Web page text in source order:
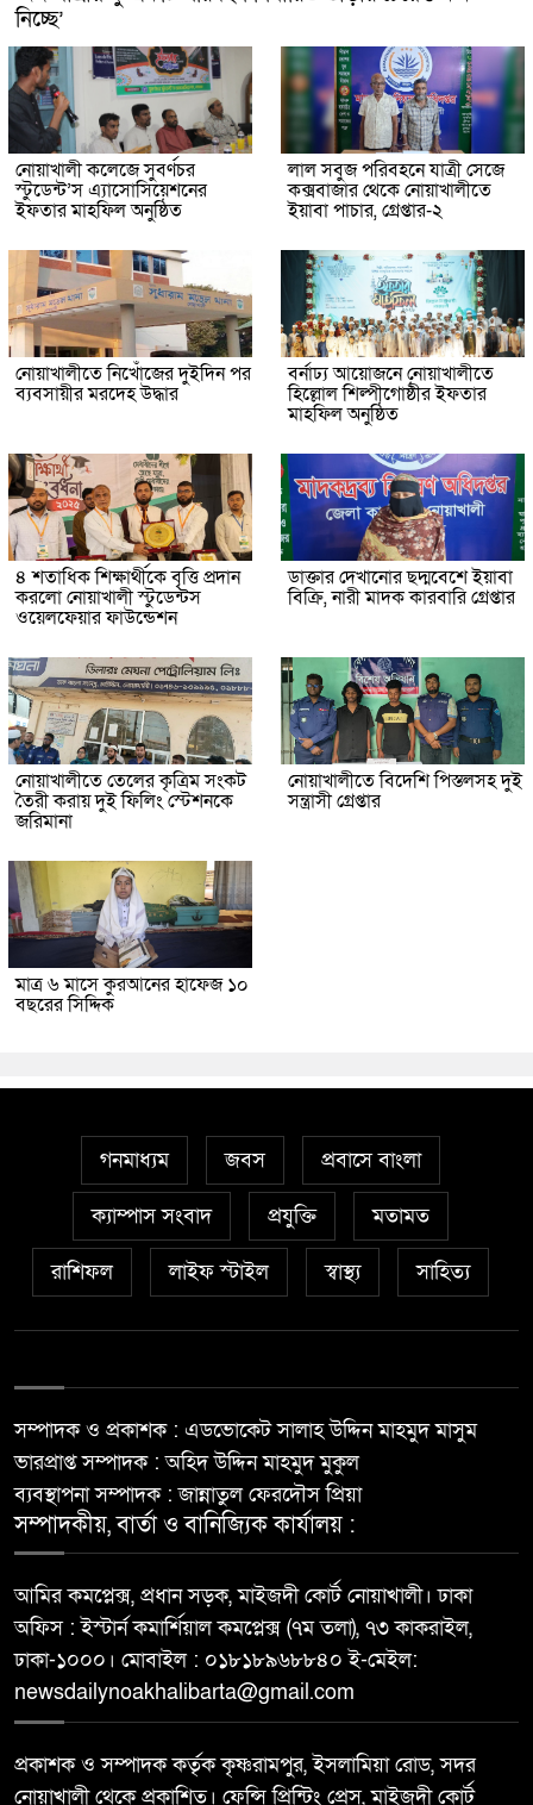
নিচ্ছে’
নোয়াখালী কলেজে সুবর্ণচর
স্টুডেন্ট’স এ্যাসোসিয়েশনের
ইফতার মাহফিল অনুষ্ঠিত
লাল সবুজ পরিবহনে যাত্রী সেজে
কক্সবাজার থেকে নোয়াখালীতে
ইয়াবা পাচার, গ্রেপ্তার-২
নোয়াখালীতে নিখোঁজের দুইদিন পর
ব্যবসায়ীর মরদেহ উদ্ধার
বর্নাঢ্য আয়োজনে নোয়াখালীতে
হিল্লোল শিল্পীগোষ্ঠীর ইফতার
মাহফিল অনুষ্ঠিত
৪ শতাধিক শিক্ষার্থীকে বৃত্তি প্রদান
করলো নোয়াখালী স্টুডেন্টস
ওয়েলফেয়ার ফাউন্ডেশন
ডাক্তার দেখানোর ছদ্মবেশে ইয়াবা
বিক্রি, নারী মাদক কারবারি গ্রেপ্তার
নোয়াখালীতে তেলের কৃত্রিম সংকট
তৈরী করায় দুই ফিলিং স্টেশনকে
জরিমানা
নোয়াখালীতে বিদেশি পিস্তলসহ দুই
সন্ত্রাসী গ্রেপ্তার
মাত্র ৬ মাসে কুরআনের হাফেজ ১০
বছরের সিদ্দিক
গনমাধ্যম জবস প্রবাসে বাংলা
ক্যাম্পাস সংবাদ প্রযুক্তি মতামত
রাশিফল লাইফ স্টাইল স্বাস্থ্য সাহিত্য
সম্পাদক ও প্রকাশক : এডভোকেট সালাহ উদ্দিন মাহমুদ মাসুম
ভারপ্রাপ্ত সম্পাদক : অহিদ উদ্দিন মাহমুদ মুকুল
ব্যবস্থাপনা সম্পাদক : জান্নাতুল ফেরদৌস প্রিয়া
সম্পাদকীয়, বার্তা ও বানিজ্যিক কার্যালয় :
আমির কমপ্লেক্স, প্রধান সড়ক, মাইজদী কোর্ট নোয়াখালী। ঢাকা
অফিস : ইস্টার্ন কমার্শিয়াল কমপ্লেক্স (৭ম তলা), ৭৩ কাকরাইল,
ঢাকা-১০০০। মোবাইল : ০১৮১৮৯৬৮৮৪০ ই-মেইল:
newsdailynoakhalibarta@gmail.com
প্রকাশক ও সম্পাদক কর্তৃক কৃষ্ণরামপুর, ইসলামিয়া রোড, সদর
নোয়াখালী থেকে প্রকাশিত। ফেন্সি প্রিন্টিং প্রেস, মাইজদী কোর্ট